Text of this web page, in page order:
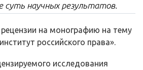
суть научных результатов.
на монографию на тему
российского права».
исследования